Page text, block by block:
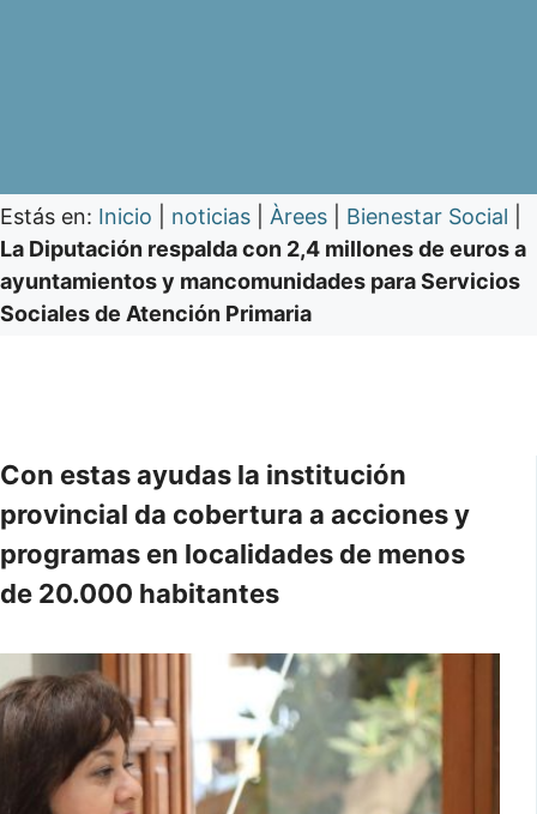
Estás en: Inicio noticias Àrees Bienestar Social
La Diputación respalda con 2,4 millones de euros a
ayuntamientos y mancomunidades para Servicios
Sociales de Atención Primaria
Con estas ayudas la institución
provincial da cobertura a acciones y
programas en localidades de menos
de 20.000 habitantes